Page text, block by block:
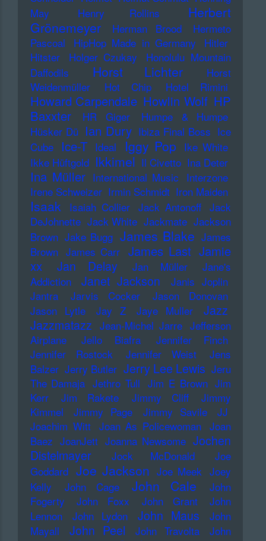
May
Henry Rollins
Herbert
Grönemeyer
Herman Brood
Hermeto
Pascoal
HipHop Made in Germany
Hitler
Hitster
Holger Czukay
Honolulu Mountain
Daffodils
Horst Lichter
Horst
Weidenmüller
Hot Chip Hotel Rimini
Howard Carpendale Howlin Wolf HP
Baxxter
HR Giger
Humpe & Humpe
Hüsker Dü Ian Dury Ibiza Final Boss Ice
Cube
Ice-T Ideal Iggy Pop Ike White
Ikke Hüftgold Ikkimel Il Civetto Ina Deter
Ina Müller International Music Interzone
Irene Schweizer Irmin Schmidt Iron Maiden
Isaak Isaiah Collier Jack Antonoff Jack
DeJohnette Jack White Jackmate Jackson
Brown Jake Bugg James Blake James
Brown James Carr James Last Jamie
xx
Jan Delay Jan Müller
Jane's
Addiction
Janet Jackson
Janis Joplin
Jantra
Jarvis Cocker
Jason Donovan
Jason Lytle
Jay Z Jaye Muller
Jazz
Jazzmatazz Jean-Michel Jarre Jefferson
Airplane
Jello Biafra
Jennifer Finch
Jennifer Rostock
Jennifer Weist
Jens
Balzer Jerry Butler Jerry Lee Lewis Jeru
The Damaja Jethro Tull Jim E Brown Jim
Kerr
Jim Rakete Jimmy Cliff
Jimmy
Kimmel
Jimmy Page Jimmy Savile
JJ
Joachim Witt Joan As Policewoman Joan
Baez JoanJett Joanna Newsome Jochen
Distelmayer
Jock McDonald
Joe
Goddard Joe Jackson Joe Meek Joey
Kelly
John Cage John Cale
John
Fogerty
John Foxx John Grant
John
Lennon
John Lydon John Maus
John
Mayall
John Peel John Travolta
John